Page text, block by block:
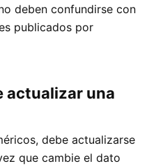
deben confundirse con
publicados por
actualizar una
debe actualizarse
que cambie el dato